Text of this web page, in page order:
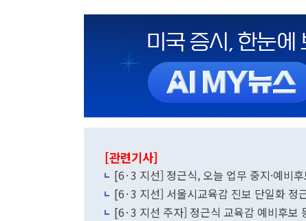
[관련기사]
[6·3 지선] 정근식, 오늘 업무 중지·예비
[6·3 지선] 서울시교육감 진보 단일화
[6·3 지선 주자] 정근식 교육감 예비후